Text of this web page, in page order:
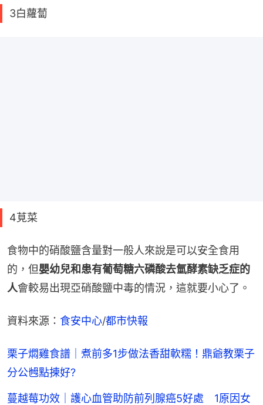
3白蘿蔔
4莧菜
食物中的硝酸鹽含量對一般人來說是可以安全食用
的，但嬰幼兒和患有葡萄糖六磷酸去氫酵素缺乏症的
人會較易出現亞硝酸鹽中毒的情況，這就要小心了。
資料來源： 食安中心/都市快報
栗子燜雞食譜｜煮前多1步做法香甜軟糯！鼎爺教栗子
分公乸點揀好?
蔓越莓功效｜護心血管助防前列腺癌5好處 1原因女